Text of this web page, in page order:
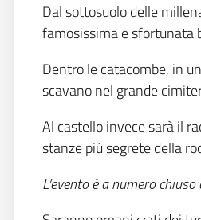
Dal sottosuolo delle
famosissima e sfortunata
Dentro le catacombe, in
scavano nel grande
Al castello invece sarà il
stanze più segrete della
L’evento è a numero